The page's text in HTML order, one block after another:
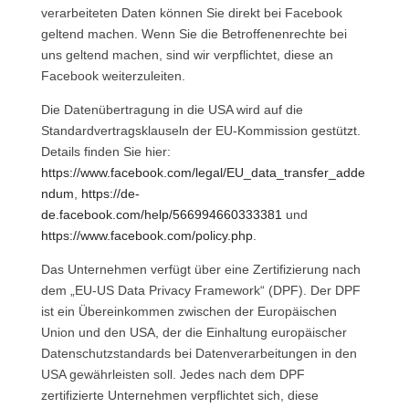
verarbeiteten Daten können Sie direkt bei Facebook
geltend machen. Wenn Sie die Betroffenenrechte bei
uns geltend machen, sind wir verpflichtet, diese an
Facebook weiterzuleiten.
Die Datenübertragung in die USA wird auf die
Standardvertragsklauseln der EU-Kommission gestützt.
Details finden Sie hier:
https://www.facebook.com/legal/EU_data_transfer_adde
ndum
https://de-
de.facebook.com/help/566994660333381 und
https://www.facebook.com/policy.php.
Das Unternehmen verfügt über eine Zertifizierung nach
dem „EU-US Data Privacy Framework“ (DPF). Der DPF
ist ein Übereinkommen zwischen der Europäischen
Union und den USA, der die Einhaltung europäischer
Datenschutzstandards bei Datenverarbeitungen in den
USA gewährleisten soll. Jedes nach dem DPF
zertifizierte Unternehmen verpflichtet sich, diese